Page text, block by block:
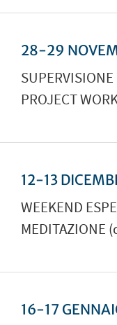
28-29
PROJECT
12-13
WEEKEND
MEDITAZIONE
16-17